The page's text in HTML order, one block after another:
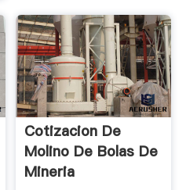
Cotizacion De
Molino De Bolas De
Mineria